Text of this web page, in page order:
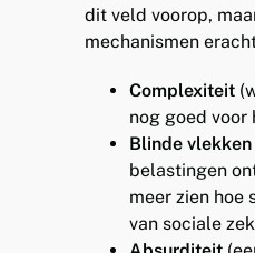
dit veld voorop,
mechanismen
Complexiteit
nog goed voor
Blinde vlekken
belastingen
meer zien hoe
van sociale